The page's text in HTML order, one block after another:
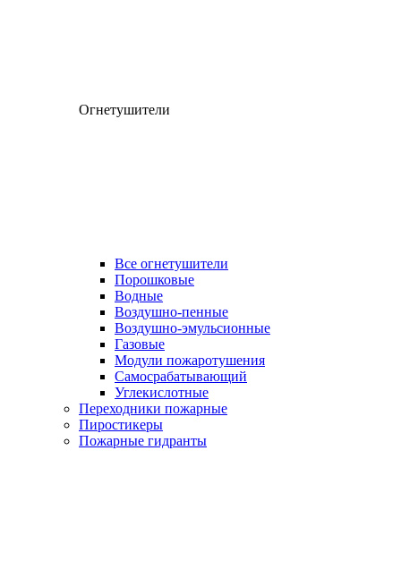
Огнетушители
Все огнетушители
Порошковые
Водные
Воздушно-пенные
Воздушно-эмульсионные
Газовые
Модули пожаротушения
Самосрабатывающий
Углекислотные
Переходники пожарные
Пиростикеры
Пожарные гидранты